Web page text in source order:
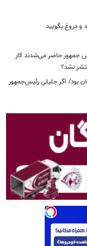
دروغ بگویید
جمهور حاضر می‌شدند کار
نشد؟
بود/ اگر جلیلی رئیس‌جمهور